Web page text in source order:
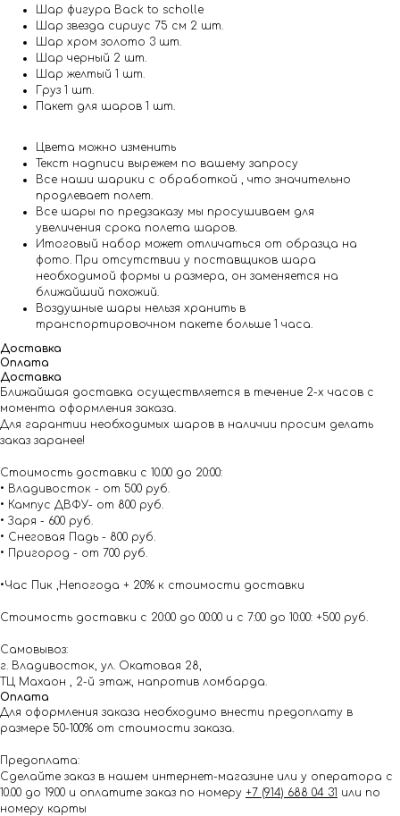
Шар фигура Back to scholle
Шар звезда сириус 75 см 2 шт.
Шар хром золото 3 шт.
Шар черный 2 шт.
Шар желтый 1 шт.
Груз 1 шт.
Пакет для шаров 1 шт.
Цвета можно изменить
Текст надписи вырежем по вашему запросу
Все наши шарики с обработкой , что значительно
продлевает полет.
Все шары по предзаказу мы просушиваем для
увеличения срока полета шаров.
Итоговый набор может отличаться от образца на
фото. При отсутствии у поставщиков шара
необходимой формы и размера, он заменяется на
ближайший похожий.
Воздушные шары нельзя хранить в
транспортировочном пакете больше 1 часа.
Доставка
Оплата
Доставка
Ближайшая доставка осуществляется в течение 2-х часов с
момента оформления заказа.
Для гарантии необходимых шаров в наличии просим делать
заказ заранее!
Стоимость доставки с 10.00 до 20:00:
• Владивосток - от 500 руб.
• Кампус ДВФУ- от 800 руб.
• Заря - 600 руб.
• Снеговая Падь - 800 руб.
• Пригород - от 700 руб.
•Час Пик ,Непогода + 20% к стоимости доставки
Стоимость доставки с 20:00 до 00:00 и с 7:00 до 10:00: +500 руб.
Самовывоз:
г. Владивосток, ул. Окатовая 28,
ТЦ Махаон , 2-й этаж, напротив ломбарда.
Оплата
Для оформления заказа необходимо внести предоплату в
размере 50-100% от стоимости заказа.
Предоплата:
Сделайте заказ в нашем интернет-магазине или у оператора с
10.00 до 19.00 и оплатите заказ по номеру +7 (914) 688 04 31 или по
номеру карты